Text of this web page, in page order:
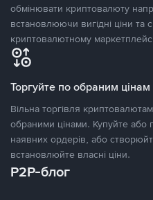
обмінювати криптовалюту
встановлюючи вигідні ціни та
криптовалютному
Торгуйте по обраним цінам
Вільна торгівля
обраними цінами. Купуйте
наявних ордерів, або
встановлюйте власні ціни.
P2P-блог